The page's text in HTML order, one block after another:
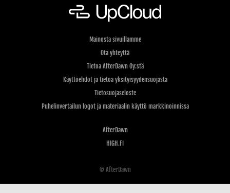
Mainosta sivuillamme
Ota yhteyttä
Tietoa AfterDawn Oy:stä
Käyttöehdot ja tietoa yksityisyydensuojasta
Tietosuojaseloste
Puhelinvertailun logot ja materiaalin käyttö markkinoinnissa
AfterDawn
HIGH.FI
© AfterDawn